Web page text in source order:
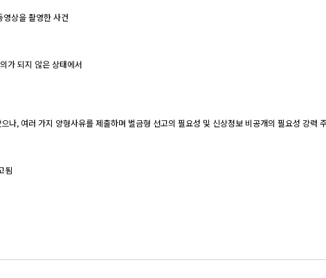
상을 촬영한 사건
가 되지 않은 상태에서
나, 여러 가지 양형사유를 제출하며 벌금형 선고의 필요성 및 신상정보 비공개의 필요성 강력
됨